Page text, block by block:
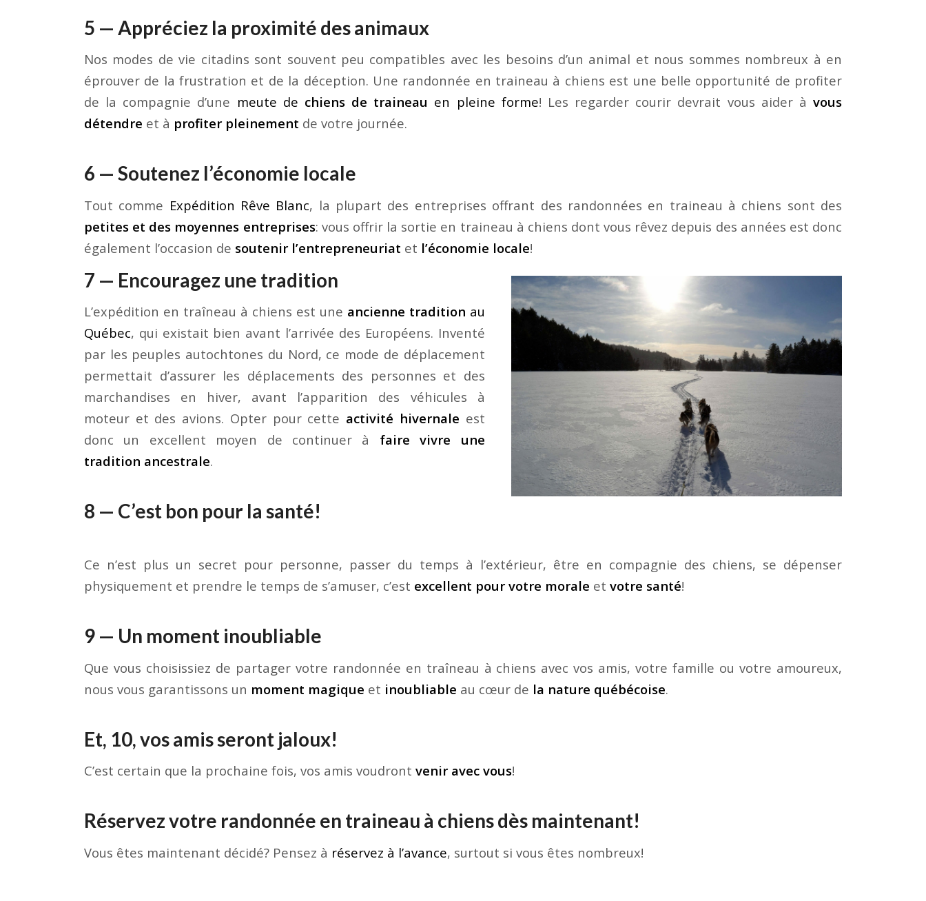
5 — Appréciez la proximité des animaux
Nos modes de vie citadins sont souvent peu compatibles avec les besoins d’un animal et nous sommes nombreux à en
éprouver de la frustration et de la déception. Une randonnée en traineau à chiens est une belle opportunité de profiter
de la compagnie d’une meute de chiens de traineau en pleine forme! Les regarder courir devrait vous aider àvous
détendre et à profiter pleinement de votre journée.
6 — Soutenez l’économie locale
Tout comme Expédition Rêve Blanc, la plupart des entreprises offrant des randonnées en traineau à chiens sont des
petites et des moyennes entreprises: vous offrir la sortie en traineau à chiens dont vous rêvez depuis des années est donc
également l’occasion de soutenir l’entrepreneuriat et l’économie locale!
7 — Encouragez une tradition
L’expédition en traîneau à chiens est une ancienne tradition au
Québec, qui existait bien avant l’arrivée des Européens. Inventé
par les peuples autochtones du Nord, ce mode de déplacement
permettait d’assurer les déplacements des personnes et des
marchandises en hiver, avant l’apparition des véhicules à
moteur et des avions. Opter pour cette activité hivernale est
donc un excellent moyen de continuer à faire vivre une
tradition ancestrale.
8 — C’est bon pour la santé!
Ce n’est plus un secret pour personne, passer du temps à l’extérieur, être en compagnie des chiens, se dépenser
physiquement et prendre le temps de s’amuser, c’est excellent pour votre morale et votre santé!
9 — Un moment inoubliable
Que vous choisissiez de partager votre randonnée en traîneau à chiens avec vos amis, votre famille ou votre amoureux,
nous vous garantissons un moment magique et inoubliable au cœur de la nature québécoise.
Et, 10, vos amis seront jaloux!
C’est certain que la prochaine fois, vos amis voudront venir avec vous!
Réservez votre randonnée en traineau à chiens dès maintenant!
Vous êtes maintenant décidé? Pensez à réservez à l’avance, surtout si vous êtes nombreux!